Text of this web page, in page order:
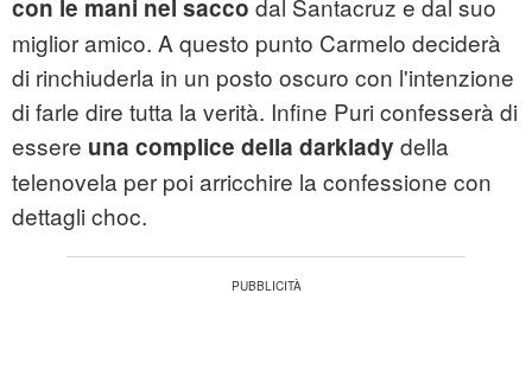
con le mani nel sacco dal Santacruz e dal suo
miglior amico. A questo punto Carmelo deciderà
di rinchiuderla in un posto oscuro con l'intenzione
di farle dire tutta la verità. Infine Puri confesserà di
essere una complice della darklady della
telenovela per poi arricchire la confessione con
dettagli choc.